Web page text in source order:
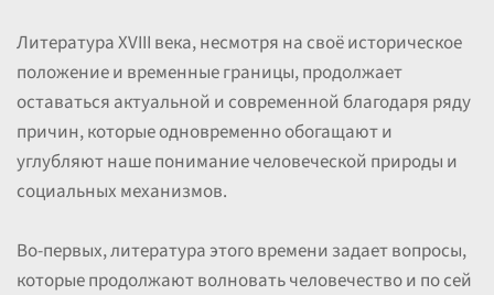
Литература XVIII века, несмотря на своё историческое
положение и временные границы, продолжает
оставаться актуальной и современной благодаря ряду
причин, которые одновременно обогащают и
углубляют наше понимание человеческой природы и
социальных механизмов.
Во-первых, литература этого времени задает вопросы,
которые продолжают волновать человечество и по сей